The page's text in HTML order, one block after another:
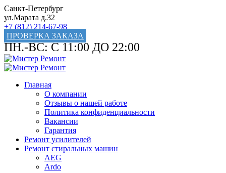
Санкт-Петербург
ул.Марата д.32
+7 (812) 214-67-98
ПРОВЕРКА ЗАКАЗА
ПН.-ВС: С 11:00 ДО 22:00
Главная
О компании
Отзывы о нашей работе
Политика конфиденциальности
Вакансии
Гарантия
Ремонт усилителей
Ремонт стиральных машин
AEG
Ardo